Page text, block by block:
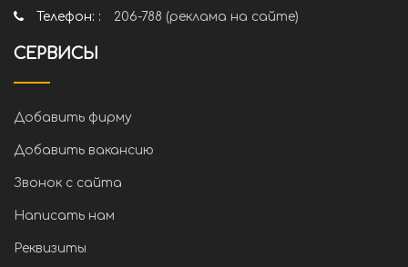
Телефон: :
206-788 (реклама на сайте)
СЕРВИСЫ
Добавить фирму
Добавить вакансию
Звонок с сайта
Написать нам
Реквизиты